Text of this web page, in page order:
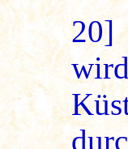
20]